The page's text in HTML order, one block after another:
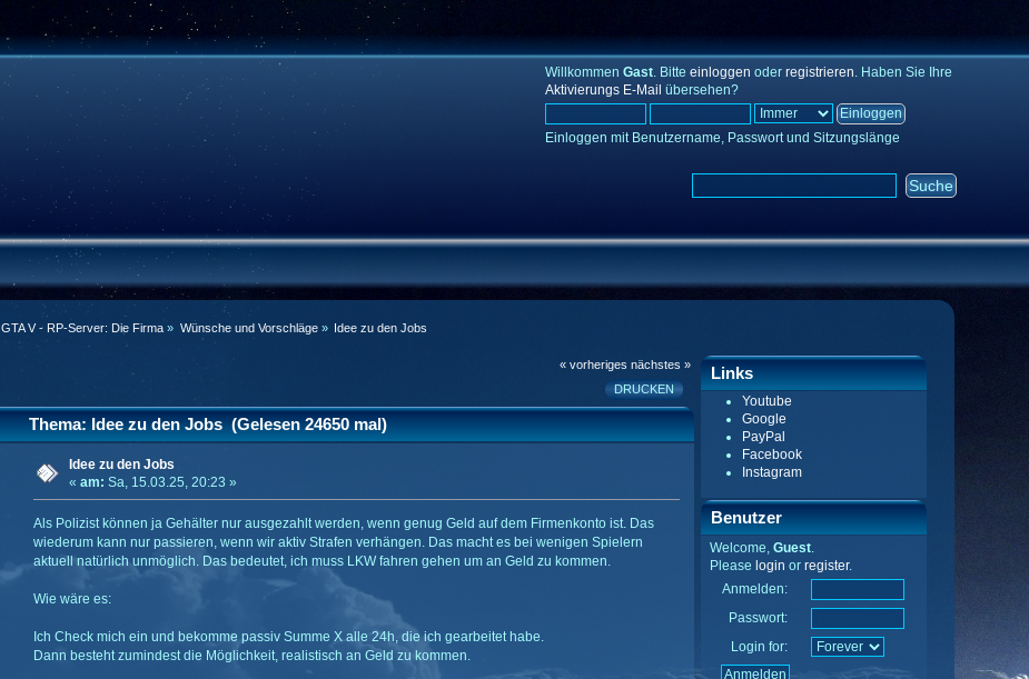
Willkommen Gast. Bitte einloggen oder registrieren. Haben Sie Ihre
Aktivierungs E-Mail übersehen?
Einloggen mit Benutzername, Passwort und Sitzungslänge
GTA V - RP-Server: Die Firma » Wünsche und Vorschläge» Idee zu den Jobs
« vorheriges nächstes »
DRUCKEN
Thema: Idee zu den Jobs (Gelesen 24650 mal)
Idee zu den Jobs
«am: Sa, 15.03.25, 20:23 »
Als Polizist können ja Gehälter nur ausgezahlt werden, wenn genug Geld auf dem Firmenkonto ist. Das
wiederum kann nur passieren, wenn wir aktiv Strafen verhängen. Das macht es bei wenigen Spielern
aktuell natürlich unmöglich. Das bedeutet, ich muss LKW fahren gehen um an Geld zu kommen.
Wie wäre es:
Ich Check mich ein und bekomme passiv Summe X alle 24h, die ich gearbeitet habe.
Dann besteht zumindest die Möglichkeit, realistisch an Geld zu kommen.
Links
Youtube
Google
PayPal
Facebook
Instagram
Benutzer
Welcome,Guest.
Please login orregister.
Anmelden:
Passwort:
Login for: